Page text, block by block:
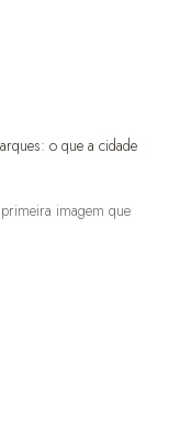
o que a cidade
imagem que